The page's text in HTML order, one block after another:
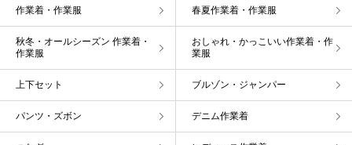
作業着・作業服 春夏作業着・作業服
秋冬・オールシーズン 作業着・
作業服
おしゃれ・かっこいい作業着・作
業服
上下セット ブルゾン・ジャンパー
パンツ・ズボン デニム作業着